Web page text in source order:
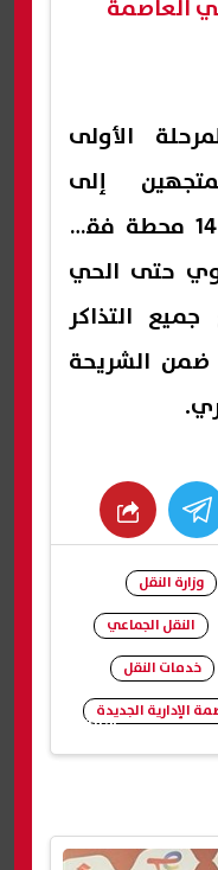
العاصمة
الأولى
إلى
العاصمة الإدارية تشمل 14 محطة فقط
حتى الحي
التذاكر
ضمن الشريحة
شارك
وزارة النقل
النقل الجماعي
خدمات النقل
الإدارية الجديدة